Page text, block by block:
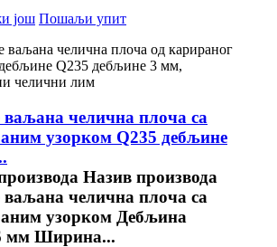
још Пошаљи упит
челична плоча са
узорком Q235 дебљине
Назив производа
челична плоча са
узорком Дебљина
мм Ширина...